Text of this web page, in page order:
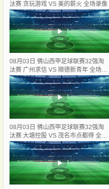
汰赛 贪玩游戏 VS 美的薪火 全场录像
08月03日 佛山西甲足球联赛32强淘
汰赛 广州求信 VS 顺德新青年 全场录
像
08月03日 佛山西甲足球联赛32强淘
汰赛 大塘控股 VS 茂名市点都得 全场
录像